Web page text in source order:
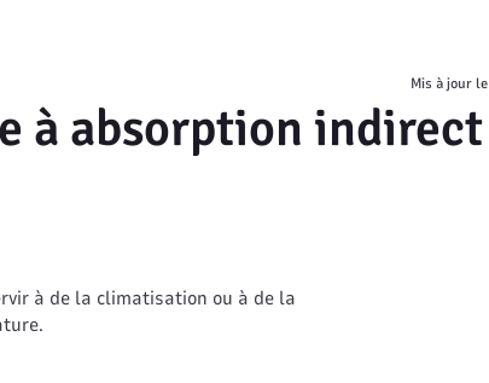
à absorption indirect
Mis à jour le
à de la climatisation ou à de la